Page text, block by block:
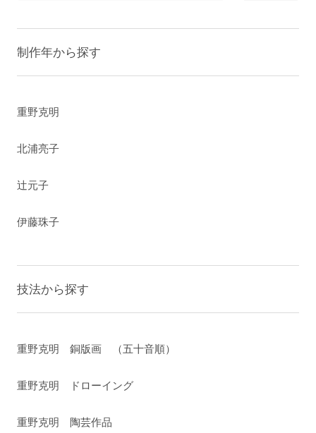
制作年から探す
重野克明
北浦亮子
辻元子
伊藤珠子
技法から探す
重野克明 銅版画 （五十音順）
重野克明 ドローイング
重野克明 陶芸作品